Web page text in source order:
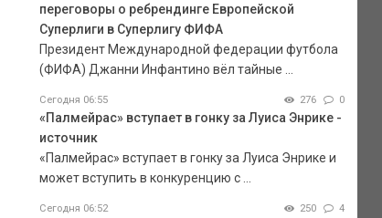
переговоры о ребрендинге Европейской
Суперлиги в Суперлигу ФИФА
Президент Международной федерации футбола
(ФИФА) Джанни Инфантино вёл тайные ...
Сегодня 06:55 276 0
«Палмейрас» вступает в гонку за Луиса Энрике -
источник
«Палмейрас» вступает в гонку за Луиса Энрике и
может вступить в конкуренцию с ...
Сегодня 06:52 250 4